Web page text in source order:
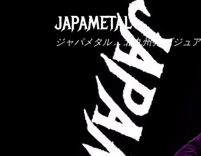
JAPAMETAL
ジャパメタル ... 北九州発 ビジュ